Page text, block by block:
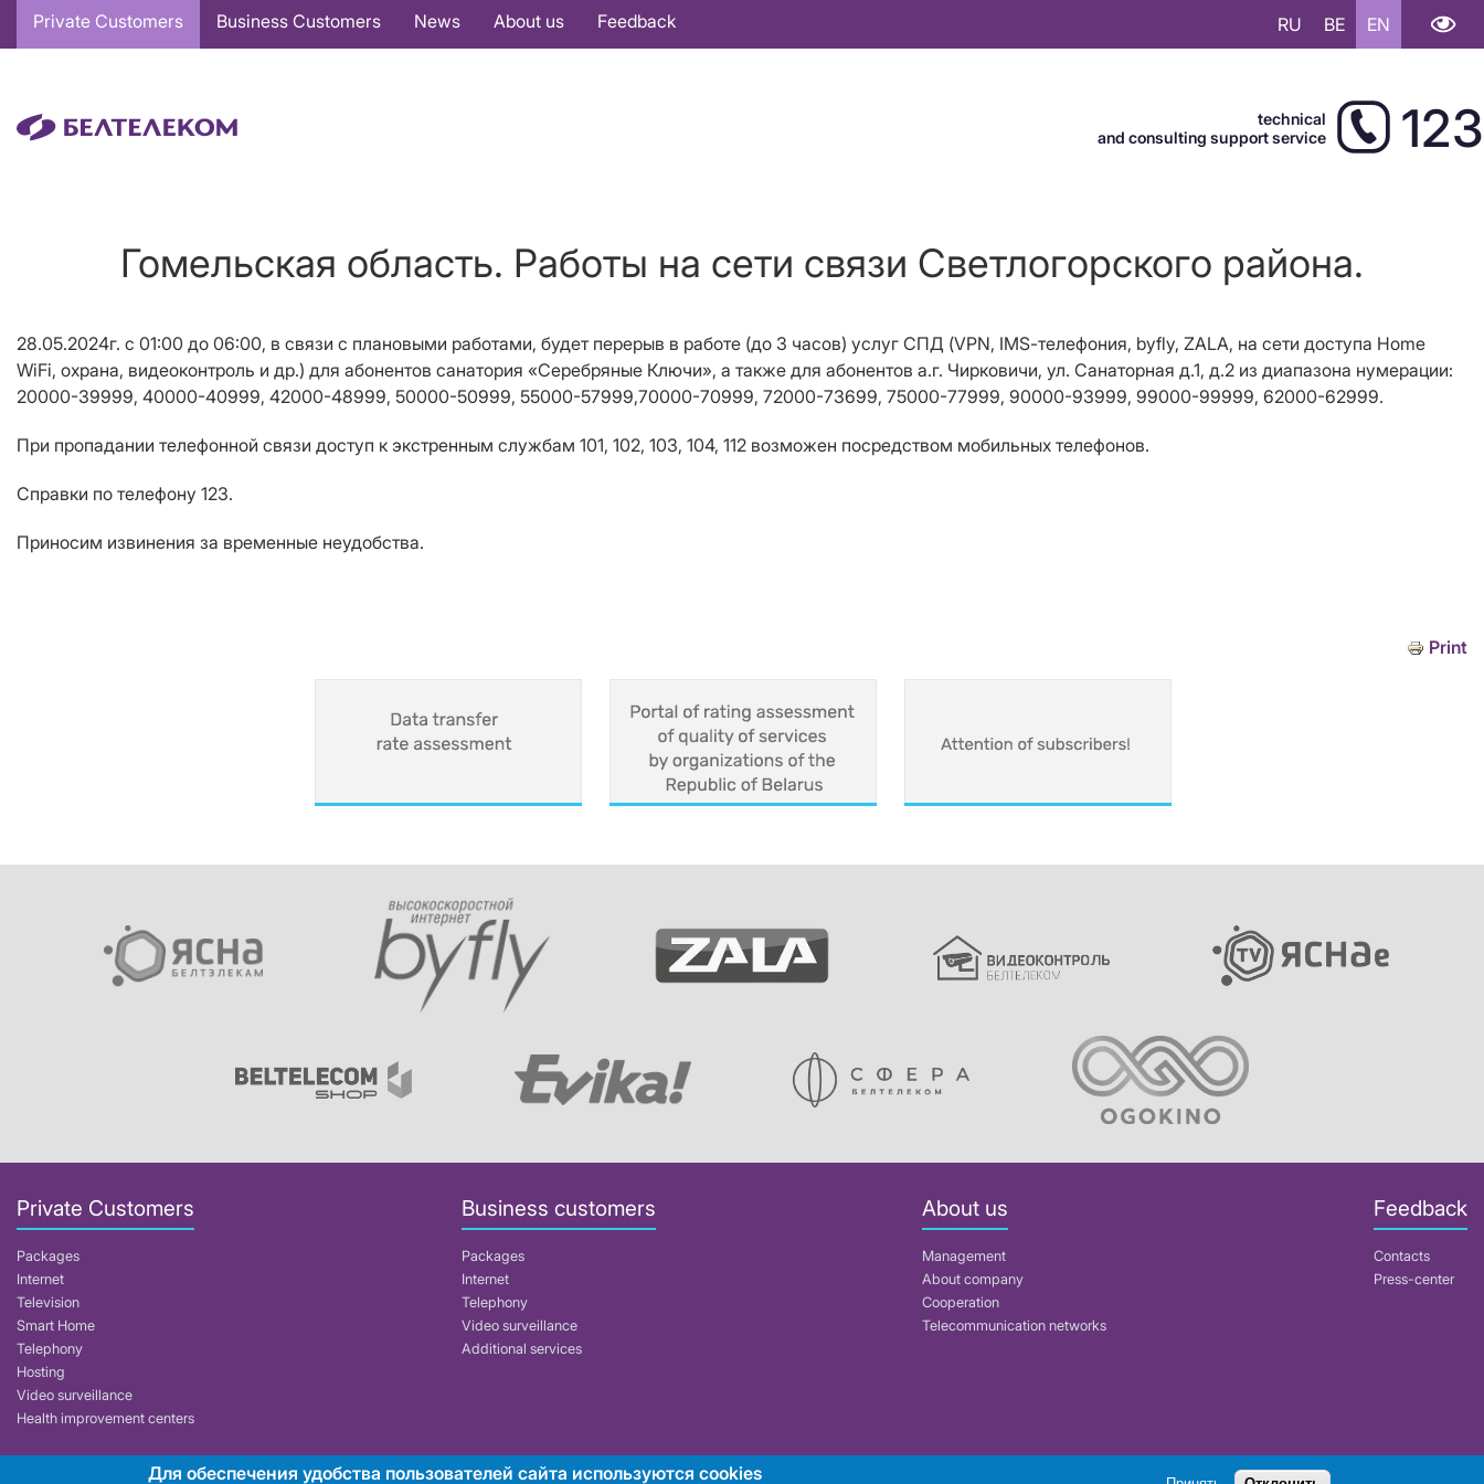
Основная
навигация
Private Customers Business Customers News About us Feedback RU BE EN
technical
and consulting support service
123
Гомельская область. Работы на сети связи Светлогорского района.
28.05.2024г. с 01:00 до 06:00, в связи с плановыми работами, будет перерыв в работе (до 3 часов) услуг СПД (VPN, IMS-телефония, byfly, ZALA, на сети доступа Home
WiFi, охрана, видеоконтроль и др.) для абонентов санатория «Серебряные Ключи», а также для абонентов а.г. Чирковичи, ул. Санаторная д.1, д.2 из диапазона нумерации:
20000-39999, 40000-40999, 42000-48999, 50000-50999, 55000-57999,70000-70999, 72000-73699, 75000-77999, 90000-93999, 99000-99999, 62000-62999.
При пропадании телефонной связи доступ к экстренным службам 101, 102, 103, 104, 112 возможен посредством мобильных телефонов.
Справки по телефону 123.
Приносим извинения за временные неудобства.
Print
Private Customers
Packages
Internet
Television
Smart Home
Telephony
Hosting
Video surveillance
Health improvement centers
Business customers
Packages
Internet
Telephony
Video surveillance
Additional services
About us
Management
About company
Cooperation
Telecommunication networks
Feedback
Contacts
Press-center
Для обеспечения удобства пользователей сайта используются cookies